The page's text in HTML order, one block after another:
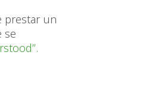
prestar un
se